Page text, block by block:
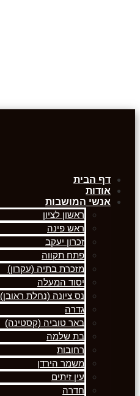
דף הבית
אודות
אנשי המושבות
ראשון לציון
ראש פינה
זכרון יעקב
פתח תקווה
מזכרת בתיה (עקרון)
יסוד המעלה
נס ציונה (נחלת ראובן)
גדרה
באר טוביה (קסטינה)
בת שלמה
רחובות
משמר הירדן
עין זיתים
חדרה